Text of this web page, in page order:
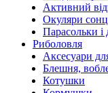
Активний
Окуляри
Парасольки
Риболовля
Аксесуари
Блешня,
Котушки